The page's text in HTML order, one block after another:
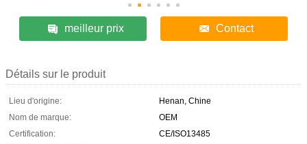
meilleur prix Contact
Détails sur le produit
Lieu d'origine:
Henan, Chine
Nom de marque:
OEM
Certification:
CE/ISO13485